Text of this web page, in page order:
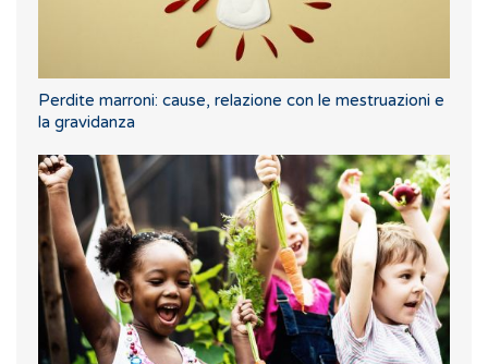
Perdite marroni: cause, relazione con le mestruazioni e
la gravidanza